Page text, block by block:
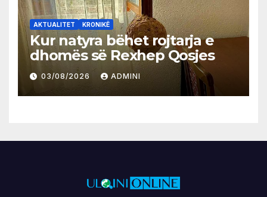
AKTUALITET KRONIKË
Kur natyra bëhet rojtarja e
dhomës së Rexhep Qosjes
03/08/2026 ADMINI